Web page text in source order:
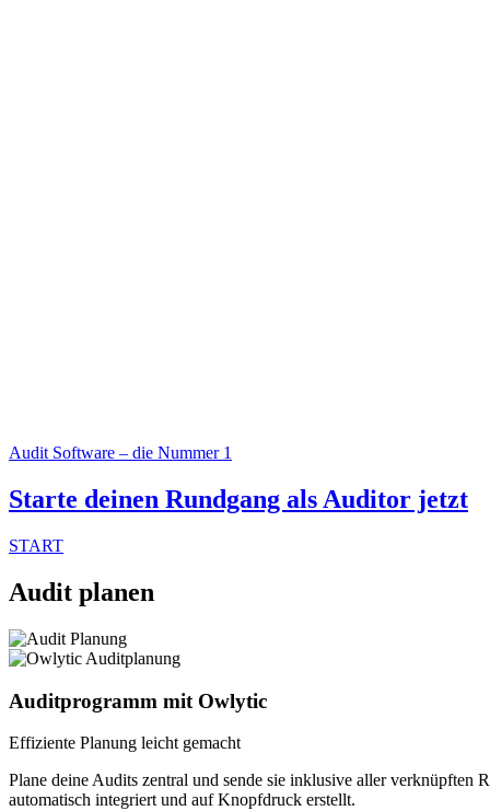
Audit Software – die Nummer 1
Starte deinen Rundgang als Auditor jetzt
START
Audit planen
Auditprogramm mit Owlytic
Effiziente Planung leicht gemacht
Plane deine Audits zentral und sende sie inklusive aller
automatisch integriert und auf Knopfdruck erstellt.